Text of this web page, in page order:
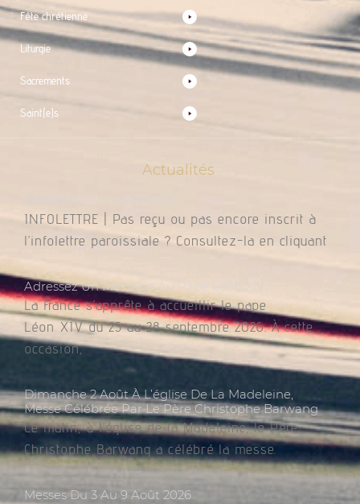
Fête chrétienne
Liturgie
Sacrements
Saint(e)s
Actualités
INFOLETTRE | Pas reçu ou pas encore inscrit à
l’infolettre paroissiale ? Consultez-la en cliquant
Adressez Un Message Au Pape Léon XIV
La France s’apprête à accueillir le pape
Léon XIV du 25 au 28 septembre 2026. À cette
occasion,
Dimanche 2 Août À L’église De La Madeleine,
Messe Célébrée Par Le Père Christophe Barwang
Ce matin, à l’église de la Madeleine, le Père
Christophe Barwang a célébré la messe.
Messes Du 3 Au 9 Août 2026